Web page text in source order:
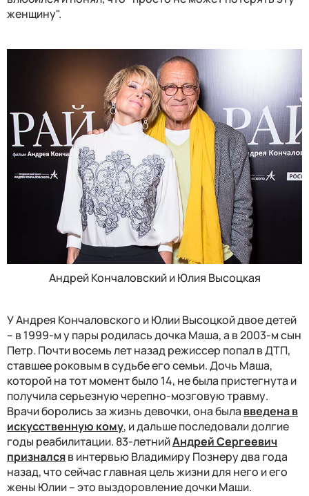
женщину".
Андрей Кончаловский и Юлия Высоцкая
У Андрея Кончаловского и Юлии Высоцкой двое детей
– в 1999-м у пары родилась дочка Маша, а в 2003-м сын
Петр. Почти восемь лет назад режиссер попал в ДТП,
ставшее роковым в судьбе его семьи. Дочь Маша,
которой на тот момент было 14, не была пристегнута и
получила серьезную черепно-мозговую травму.
Врачи боролись за жизнь девочки, она была введена в
искусственную кому, и дальше последовали долгие
годы реабилитации. 83-летнийАндрей Сергеевич
призналсяв интервью Владимиру Познеру два года
назад, что сейчас главная цель жизни для него и его
жены Юлии – это выздоровление дочки Маши.